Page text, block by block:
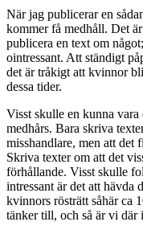
När jag publicerar en
kommer få medhåll. Det
publicera en text om
ointressant. Att ständigt
det är tråkigt att kvinnor
dessa tider.
Visst skulle en kunna
medhårs. Bara skriva
misshandlare, men att det
Skriva texter om att det
förhållande. Visst skulle
intressant är det att hävda
kvinnors rösträtt såhär ca
tänker till, och så är vi där